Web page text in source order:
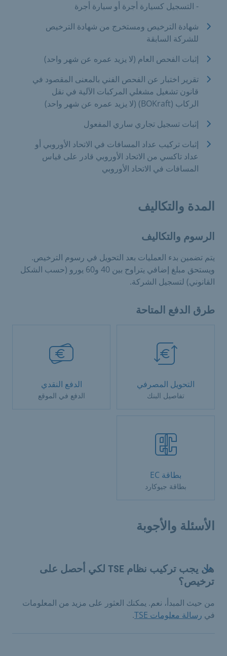
- التسجيل كسيارة أجرة أو سيارة أجرة
شهادة الترخيص ومستخرج من شهادة الترخيص
للشركة السابقة
إثبات الفحص العام (لا يزيد عمره عن شهر واحد)
تقرير اختبار عن الفحص الفني بالمعنى المقصود في
قانون تشغيل مشغلي المركبات الآلية في نقل
الركاب (BOKraft) (لا يزيد عمره عن شهر واحد)
إثبات تسجيل تجاري ساري المفعول
إثبات تركيب عداد المسافات في الاتحاد الأوروبي أو
عداد تاكسي من الاتحاد الأوروبي قادر على قياس
المسافات في الاتحاد الأوروبي
المدة والتكاليف
الرسوم والتكاليف
يتم تضمين بدء العمليات بعد التحويل في رسوم الترخيص.
ويستحق مبلغ إضافي يتراوح بين 40 و60 يورو (حسب الشكل
القانوني) لتسجيل الشركة.
طرق الدفع المتاحة
التحويل المصرفي
تفاصيل البنك
الدفع النقدي
الدفع في الموقع
بطاقة EC
بطاقة جيوكارد
الأسئلة والأجوبة
هل يجب تركيب نظام TSE لكي أحصل على
ترخيص؟
من حيث المبدأ، نعم. يمكنك العثور على مزيد من المعلومات
في رسالة معلومات TSE .